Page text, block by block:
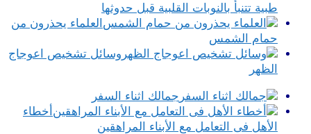
طبية تتنبأ بالنوبات القلبية قبل حدوثها
العلماء يحذرون من
حمام الشمس
وسائل تشخيص اعوجاج
الظهر
جمالك اثناء السفر
أخطاء
الأهل فى التعامل مع الأبناء المراهقين